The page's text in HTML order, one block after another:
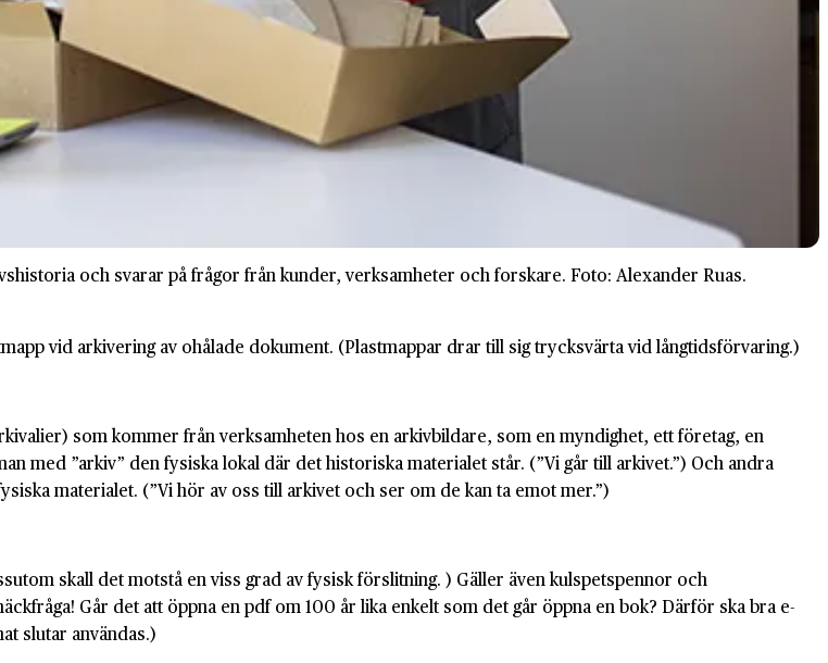
och svarar på frågor från kunder, verksamheter och forskare. Foto: Alexander Ruas.
vid arkivering av ohålade dokument. (Plastmappar drar till sig trycksvärta vid långtidsförvaring.)
som kommer från verksamheten hos en arkivbildare, som en myndighet, ett företag, en
med ”arkiv” den fysiska lokal där det historiska materialet står. (”Vi går till arkivet.”) Och andra
materialet. (”Vi hör av oss till arkivet och ser om de kan ta emot mer.”)
skall det motstå en viss grad av fysisk förslitning. ) Gäller även kulspetspennor och
Går det att öppna en pdf om 100 år lika enkelt som det går öppna en bok? Därför ska bra e-
slutar användas.)